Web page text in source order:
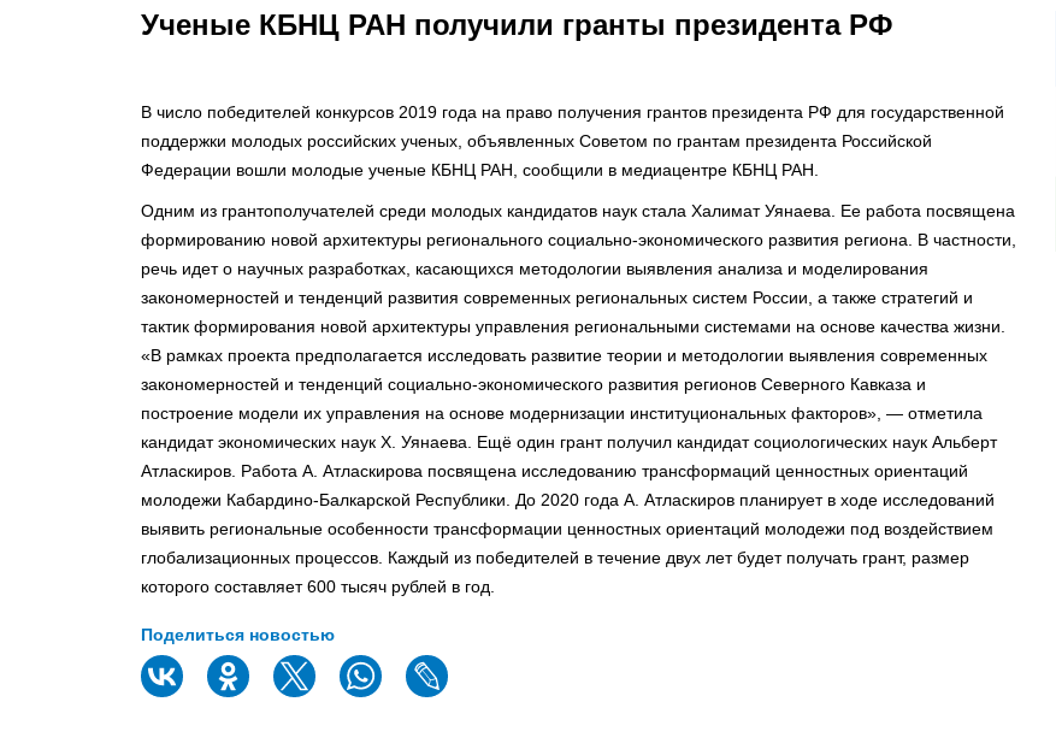
Ученые КБНЦ РАН получили гранты президента РФ
В число победителей конкурсов 2019 года на право получения грантов президента РФ для государственной
поддержки молодых российских ученых, объявленных Советом по грантам президента Российской
Федерации вошли молодые ученые КБНЦ РАН, сообщили в медиацентре КБНЦ РАН.
Одним из грантополучателей среди молодых кандидатов наук стала Халимат Уянаева. Ее работа посвящена
формированию новой архитектуры регионального социально-экономического развития региона. В частности,
речь идет о научных разработках, касающихся методологии выявления анализа и моделирования
закономерностей и тенденций развития современных региональных систем России, а также стратегий и
тактик формирования новой архитектуры управления региональными системами на основе качества жизни.
«В рамках проекта предполагается исследовать развитие теории и методологии выявления современных
закономерностей и тенденций социально-экономического развития регионов Северного Кавказа и
построение модели их управления на основе модернизации институциональных факторов», — отметила
кандидат экономических наук Х. Уянаева. Ещё один грант получил кандидат социологических наук Альберт
Атласкиров. Работа А. Атласкирова посвящена исследованию трансформаций ценностных ориентаций
молодежи Кабардино-Балкарской Республики. До 2020 года А. Атласкиров планирует в ходе исследований
выявить региональные особенности трансформации ценностных ориентаций молодежи под воздействием
глобализационных процессов. Каждый из победителей в течение двух лет будет получать грант, размер
которого составляет 600 тысяч рублей в год.
Поделиться новостью